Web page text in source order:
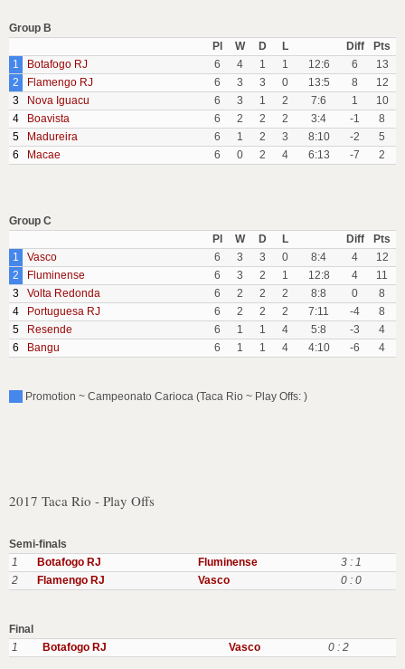
Group B
Pl
W D L Diff
Pts
1
Botafogo RJ 6 4 1 1 12:6 6
13
2
Flamengo RJ 6 3 3 0 13:5 8
12
3
Nova Iguacu 6 3 1 2 7:6 1
10
4
Boavista 6 2 2 2 3:4 -1
8
5
Madureira 6 1 2 3 8:10 -2
5
6
Macae 6 0 2 4 6:13 -7 2
Group C
Pl
W D L Diff
Pts
1
Vasco 6 3 3 0 8:4 4
12
2
Fluminense 6 3 2 1 12:8 4
11
3
Volta Redonda 6 2 2 2 8:8 0
8
4
Portuguesa RJ 6 2 2 2 7:11 -4
8
5
Resende 6 1 1 4 5:8 -3
4
6
Bangu 6 1 1 4 4:10 -6 4
Promotion ~ Campeonato Carioca (Taca Rio ~ Play Offs: )
2017 Taca Rio - Play Offs
Semi-finals
1
Botafogo RJ Fluminense
3 : 1
2
Flamengo RJ Vasco 0 : 0
Final
1
Botafogo RJ Vasco 0 : 2